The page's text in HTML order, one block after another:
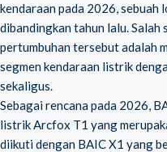
kendaraan pada 2026, sebuah
dibandingkan tahun lalu.
pertumbuhan tersebut adalah
segmen kendaraan listrik
sekaligus.
Sebagai rencana pada 2026,
listrik Arcfox T1 yang
diikuti dengan BAIC X1 yang